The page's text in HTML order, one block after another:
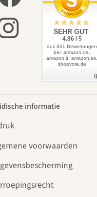
SEHR GUT
4.86 / 5
aus 861 Bewertungen
bei: amazon.de,
amazon.it, amazon.es,
shopvote.de
informatie
voorwaarden